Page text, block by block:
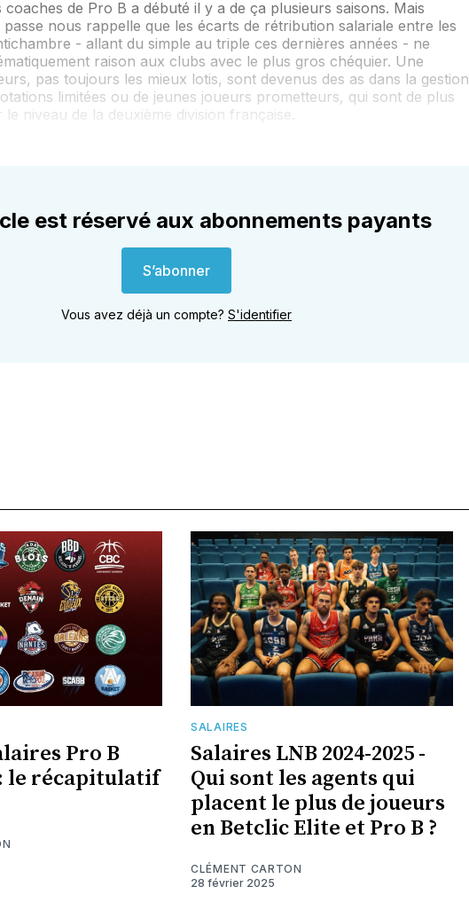
coaches de Pro B a débuté il y a de ça plusieurs saisons. Mais
nous rappelle que les écarts de rétribution salariale entre les
- allant du simple au triple ces dernières années - ne
raison aux clubs avec le plus gros chéquier. Une
pas toujours les mieux lotis, sont devenus des as dans la gestion
limitées ou de jeunes joueurs prometteurs, qui sont de plus
niveau de la deuxième division française.
est réservé aux abonnements payants
S’abonner
Vous avez déjà un compte? S'identifier
Pro B
: le récapitulatif
SALAIRES
Salaires LNB 2024-2025 -
Qui sont les agents qui
placent le plus de joueurs
en Betclic Elite et Pro B ?
CLÉMENT CARTON
28 février 2025